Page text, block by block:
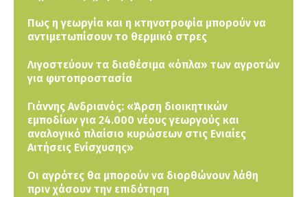
Πως η γεωργία και η κτηνοτροφία μπορούν να
αντιμετωπίσουν το θερμικό στρες
Λιγοστεύουν τα διαθέσιμα «όπλα» των αγροτών
για φυτοπροστασία
Γιάννης Ανδριανός: «Άρση διοικητικών
εμποδίων για 24.000 νέους γεωργούς και
αναλογικό πλαίσιο κυρώσεων στις Ενιαίες
Αιτήσεις Ενίσχυσης»
Οι αγρότες θα μπορούν να διορθώνουν λάθη
πριν χάσουν την επιδότηση